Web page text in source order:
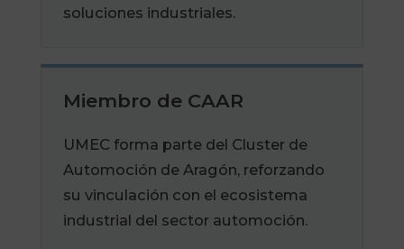
soluciones industriales.
Miembro de CAAR
UMEC forma parte del Cluster de
Automoción de Aragón, reforzando
su vinculación con el ecosistema
industrial del sector automoción.